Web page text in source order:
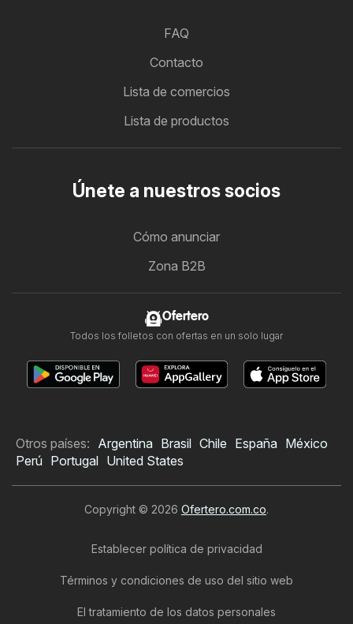
Folleto de Leonisa
FAQ
Contacto
Lista de comercios
Lista de productos
Únete a nuestros socios
Cómo anunciar
Zona B2B
Ofertero
Todos los folletos con ofertas en un solo lugar
Otros países: Argentina Brasil Chile España México
Perú Portugal United States
Copyright © 2026 Ofertero.com.co.
Establecer política de privacidad
Términos y condiciones de uso del sitio web
El tratamiento de los datos personales